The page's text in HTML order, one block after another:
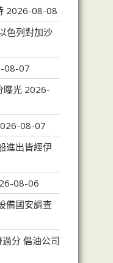
2026-08-08
色列對加沙
08-07
曝光 2026-
08-07
進出皆經伊
08-06
備國安調查
分 倡油公司